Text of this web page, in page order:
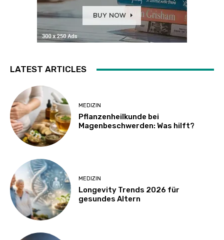
LATEST ARTICLES
MEDIZIN
Pflanzenheilkunde bei
Magenbeschwerden: Was hilft?
MEDIZIN
Longevity Trends 2026 für
gesundes Altern